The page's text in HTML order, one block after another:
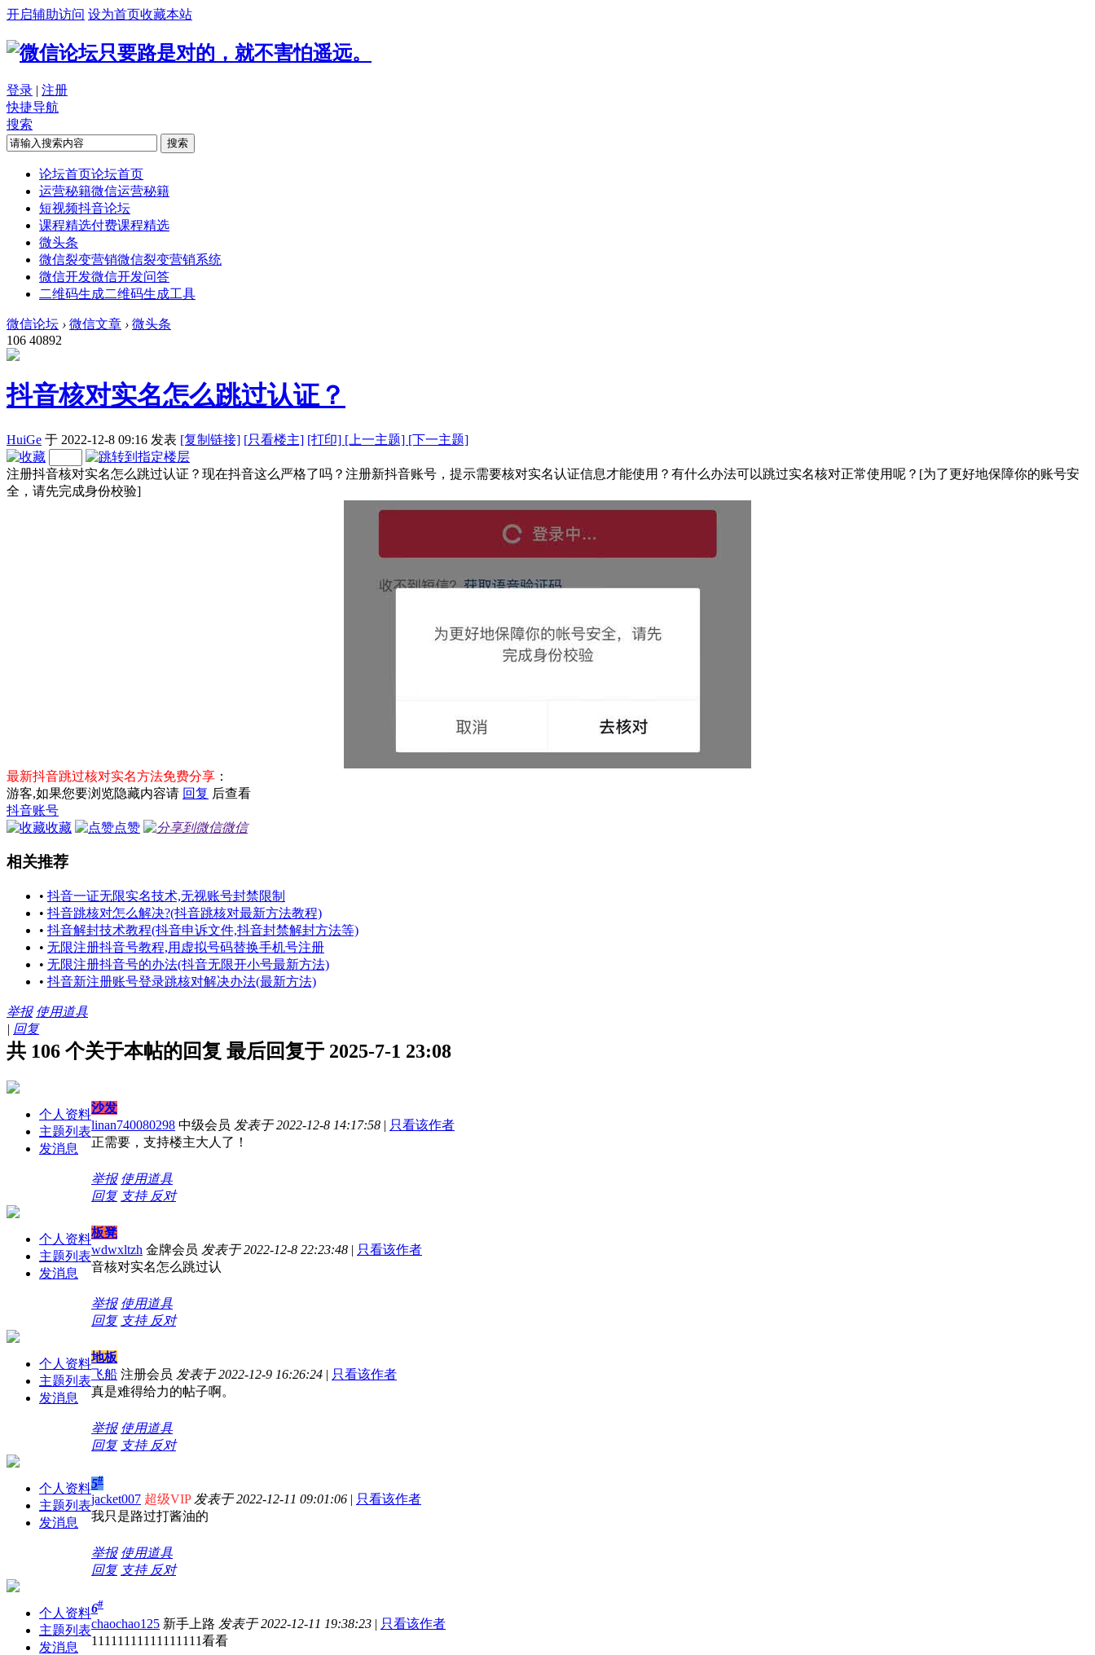
开启辅助访问 设为首页收藏本站
只要路是对的，就不害怕遥远。
登录 | 注册
快捷导航
搜索
搜索
论坛首页论坛首页
运营秘籍微信运营秘籍
短视频抖音论坛
课程精选付费课程精选
微头条
微信裂变营销微信裂变营销系统
微信开发微信开发问答
二维码生成二维码生成工具
微信论坛 › 微信文章 › 微头条
106 40892
抖音核对实名怎么跳过认证？
HuiGe 于 2022-12-8 09:16 发表 [复制链接] [只看楼主] [打印] [上一主题] [下一主题]
注册抖音核对实名怎么跳过认证？现在抖音这么严格了吗？注册新抖音账号，提示需要核对实名认证信息才能使用？有什么办法可以跳过实名核对正常使用呢？[为了更好地保障你的账号安
全，请先完成身份校验]
最新抖音跳过核对实名方法免费分享 ：
游客,如果您要浏览隐藏内容请 回复 后查看
抖音账号
收藏
点赞 微信
相关推荐
• 抖音一证无限实名技术,无视账号封禁限制
• 抖音跳核对怎么解决?(抖音跳核对最新方法教程)
• 抖音解封技术教程(抖音申诉文件,抖音封禁解封方法等)
• 无限注册抖音号教程,用虚拟号码替换手机号注册
• 无限注册抖音号的办法(抖音无限开小号最新方法)
• 抖音新注册账号登录跳核对解决办法(最新方法)
举报 使用道具
| 回复
共 106 个关于本帖的回复 最后回复于 2025-7-1 23:08
个人资料
主题列表
发消息
沙发
linan740080298 中级会员 发表于 2022-12-8 14:17:58 | 只看该作者
正需要，支持楼主大人了！
举报 使用道具
回复 支持 反对
个人资料
主题列表
发消息
板凳
wdwxltzh 金牌会员 发表于 2022-12-8 22:23:48 | 只看该作者
音核对实名怎么跳过认
举报 使用道具
回复 支持 反对
个人资料
主题列表
发消息
地板
飞船 注册会员 发表于 2022-12-9 16:26:24 | 只看该作者
真是难得给力的帖子啊。
举报 使用道具
回复 支持 反对
个人资料
主题列表
发消息
5#
jacket007 超级VIP 发表于 2022-12-11 09:01:06 | 只看该作者
我只是路过打酱油的
举报 使用道具
回复 支持 反对
个人资料
主题列表
发消息
6#
chaochao125 新手上路 发表于 2022-12-11 19:38:23 | 只看该作者
11111111111111111看看